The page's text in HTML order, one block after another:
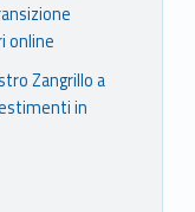
online
Zangrillo a
in